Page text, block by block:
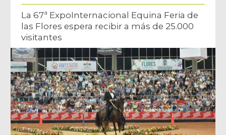
La 67ª ExpoInternacional Equina Feria de
las Flores espera recibir a más de 25.000
visitantes